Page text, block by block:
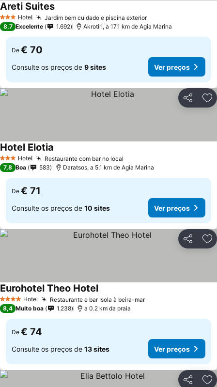
3 EstrelasHotel Jardim bem cuidado e piscina exteriorVer preços
Areti SuitesVer preços
8,7 Excelente 1.692 Akrotiri, a 17.1 km de Agia Marina
De € 70
Consulte os preços de 9 sites Ver preços
Partilhar
3 EstrelasHotel Restaurante com bar no local
Hotel Elotia
7,8 Boa 583 Daratsos, a 5.1 km de Agia Marina
De € 71
Consulte os preços de 10 sites Ver preços
Partilhar
4 EstrelasHotel Restaurante e bar Isola à beira-marVer preços
Eurohotel Theo HotelVer preços
8,4 Muito boa 1.238 a 0.2 km da praia
De € 74
Consulte os preços de 13 sites Ver preços
Partilhar